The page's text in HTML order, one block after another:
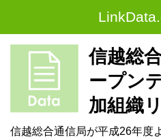
信越総
ープン
加組織
信越総合通信局が平成26年度